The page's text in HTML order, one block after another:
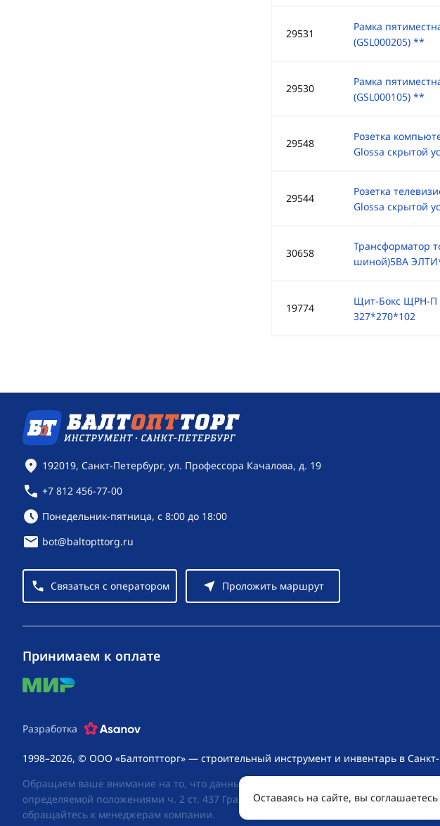
29531
Рамка
(GSL000205) **
29530
Рамка
(GSL000105) **
29548
Розетка
Glossa скрытой
29544
Розетка
Glossa скрытой
30658
Трансформатор
шиной)5ВА
19774
Щит-Бокс ЩРН-П
327*270*102
Контактная информация
192019, Санкт-Петербург, ул. Профессора Качалова, д. 19
+7 812 456-77-00
Режим работы:
Понедельник-пятница, с 8:00 до 18:00
bot@baltopttorg.ru
Связаться с оператором Проложить маршрут
1998–2026, © ООО «Балтоптторг» — строительный инструмент и инвентарь в
Обращаем ваше внимание на то, что данный интернет-сайт носит исключительно
определяемой положениями ч. 2 ст. 437 Гражданского кодекса Российской
обращайтесь к менеджерам компании.
Принимаем к оплате
mir
Разработка
Оставаясь на сайте, вы соглашаетесь